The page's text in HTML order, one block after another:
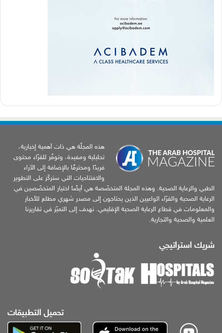
هذه المجلّة هي ذات أهمية إخبارية،
تحليلية ومفيدة، وتوفّر للقرّاء محتوى
فريدًا ومحترفًا بالإضافة إلى الآراء
والافتتاحيات التي ستركّز على التطوير
الطبي والرعاية الصحية. وهذه المجلة المتخصّصة هي أيضًا اختيار المتخصّصين في
الرعاية الصحية والقرّاء الواعيين الذين يحتاجون إلى مصدر شهري مطلع للأخبار
والمعلومات في قطاع الرعاية الصحية الإقليمي. نهدف إلى التميّز في تقاريرنا
العلمية والصحية والتجارية.
شريك استراتيجي
تحميل التطبيقات